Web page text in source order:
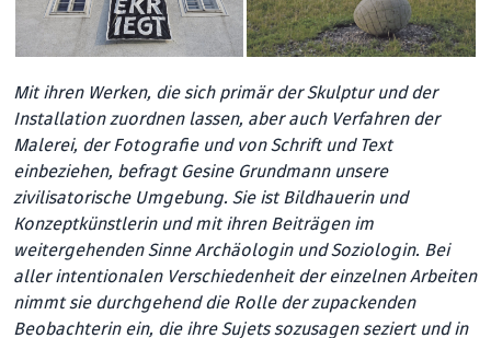
Mit ihren Werken, die sich primär der Skulptur und der
Installation zuordnen lassen, aber auch Verfahren der
Malerei, der Fotografie und von Schrift und Text
einbeziehen, befragt Gesine Grundmann unsere
zivilisatorische Umgebung. Sie ist Bildhauerin und
Konzeptkünstlerin und mit ihren Beiträgen im
weitergehenden Sinne Archäologin und Soziologin. Bei
aller intentionalen Verschiedenheit der einzelnen Arbeiten
nimmt sie durchgehend die Rolle der zupackenden
Beobachterin ein, die ihre Sujets sozusagen seziert und in